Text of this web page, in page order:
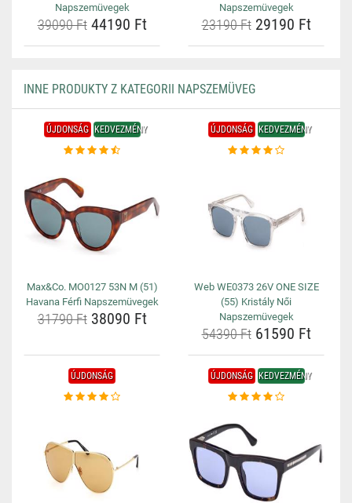
Napszemüvegek
39090 Ft44190 Ft
Napszemüvegek
23190 Ft29190 Ft
INNE PRODUKTY Z KATEGORII NAPSZEMÜVEG
ÚJDONSÁG KEDVEZMÉNY
Max&Co. MO0127 53N M (51)
Havana Férfi Napszemüvegek
31790 Ft38090 Ft
ÚJDONSÁG KEDVEZMÉNY
Web WE0373 26V ONE SIZE
(55) Kristály Női
Napszemüvegek
54390 Ft61590 Ft
ÚJDONSÁG ÚJDONSÁG KEDVEZMÉNY